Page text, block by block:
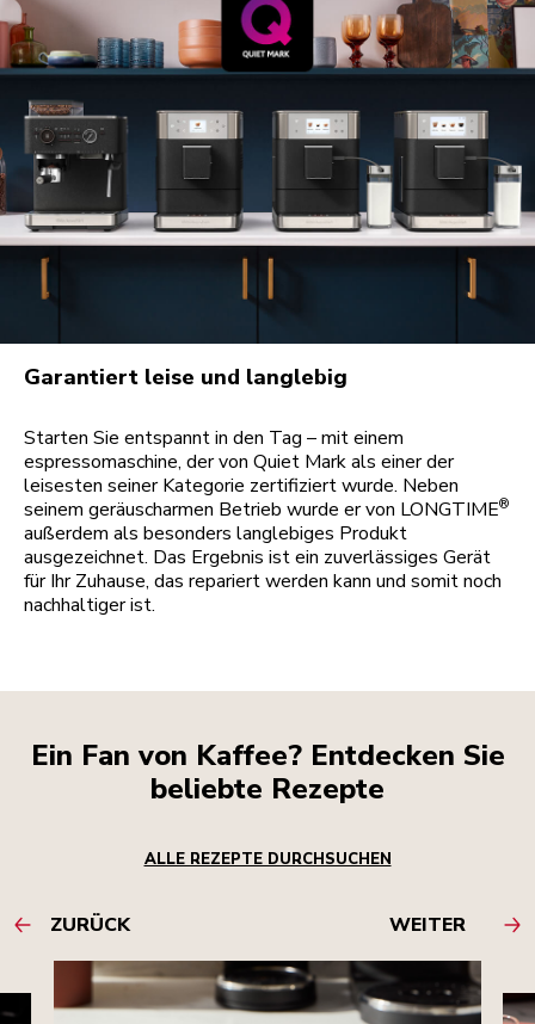
Garantiert leise und langlebig
Starten Sie entspannt in den Tag – mit einem
espressomaschine, der von Quiet Mark als einer der
leisesten seiner Kategorie zertifiziert wurde. Neben
seinem geräuscharmen Betrieb wurde er von LONGTIME®
außerdem als besonders langlebiges Produkt
ausgezeichnet. Das Ergebnis ist ein zuverlässiges Gerät
für Ihr Zuhause, das repariert werden kann und somit noch
nachhaltiger ist.
Ein Fan von Kaffee? Entdecken Sie
beliebte Rezepte
ALLE REZEPTE DURCHSUCHEN
ZURÜCK WEITER